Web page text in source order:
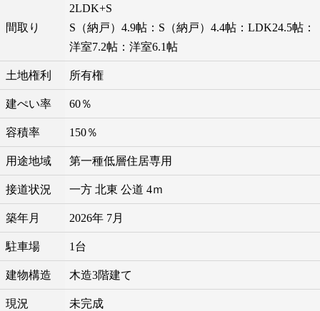
間取り
2LDK+S
S（納戸）4.9帖：S（納戸）4.4帖：LDK24.5帖：
洋室7.2帖：洋室6.1帖
土地権利 所有権
建ぺい率 60％
容積率 150％
用途地域 第一種低層住居専用
接道状況 一方 北東 公道 4ｍ
築年月 2026年 7月
駐車場 1台
建物構造 木造3階建て
現況 未完成